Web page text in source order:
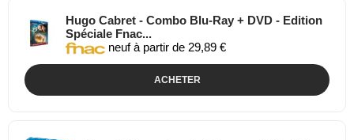
Hugo Cabret - Combo Blu-Ray + DVD - Edition
Spéciale Fnac...
neuf à partir de 29,89 €
ACHETER